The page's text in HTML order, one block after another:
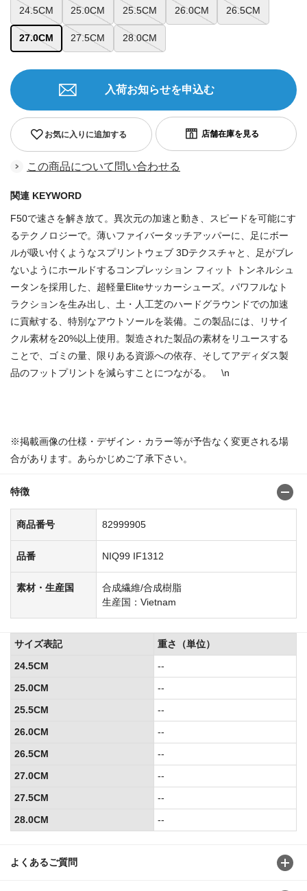
24.5CM 25.0CM 25.5CM 26.0CM 26.5CM
27.0CM 27.5CM 28.0CM
お気に入りに追加する
入荷お知らせを申込む
この商品について問い合わせる
関連 KEYWORD
F50で速さを解き放て。異次元の加速と動き、スピードを可能にす
るテクノロジーで。薄いファイバータッチアッパーに、足にボー
ルが吸い付くようなスプリントウェブ 3Dテクスチャと、足がブレ
ないようにホールドするコンプレッション フィット トンネルシュ
ータンを採用した、超軽量Eliteサッカーシューズ。パワフルなト
ラクションを生み出し、土・人工芝のハードグラウンドでの加速
に貢献する、特別なアウトソールを装備。この製品には、リサイ
クル素材を20%以上使用。製造された製品の素材をリユースする
ことで、ゴミの量、限りある資源への依存、そしてアディダス製
品のフットプリントを減らすことにつながる。 \n
※掲載画像の仕様・デザイン・カラー等が予告なく変更される場
合があります。あらかじめご了承下さい。
特徴
商品番号 82999905
品番 NIQ99 IF1312
素材・生産国
合成繊維/合成樹脂
生産国：Vietnam
よくあるご質問
サイズ表記
重さ（単位）
24.5CM
--
25.0CM
--
25.5CM
--
26.0CM
--
26.5CM
--
27.0CM
--
27.5CM
--
28.0CM
--